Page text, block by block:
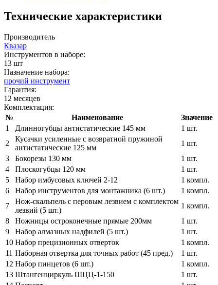
Технические характеристики
Производитель
Квазар
Инструментов в наборе:
13 шт
Назначение набора:
прочий инструмент
Гарантия:
12 месяцев
Комплектация:
№
Наименование
Значение
1
Длинногубцы антистатические 145 мм
1 шт.
2
Кусачки усиленные с возвратной пружиной
антистатические 125 мм
1 шт.
3
Бокорезы 130 мм
1 шт.
4
Плоскогубцы 120 мм
1 шт.
5
Набор имбусовых ключей 2-12
1 компл.
6
Набор инструментов для монтажника (6 шт.)
1 компл.
7
Нож-скальпель с перовым лезвием с комплектом
лезвий (5 шт.)
1 компл.
8
Ножницы остроконечные прямые 200мм
1 шт.
9
Набор алмазных надфилей (5 шт.)
1 шт.
10 Набор прецизионных отверток
1 компл.
11 Наборная отвертка для точных работ (45 пред.)
1 шт.
12 Набор пинцетов (6 шт.)
1 компл.
13 Штангенциркуль ШЦЦ-1-150
1 шт.